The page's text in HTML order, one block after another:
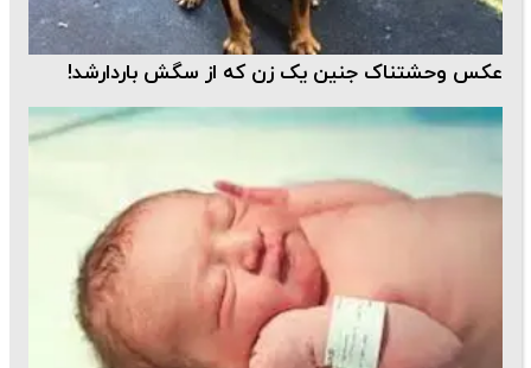
عکس وحشتناک جنین یک زن که از سگش باردارشد!